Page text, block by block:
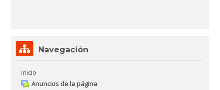
Omitir Navegación
Navegación
Inicio
Anuncios de la página